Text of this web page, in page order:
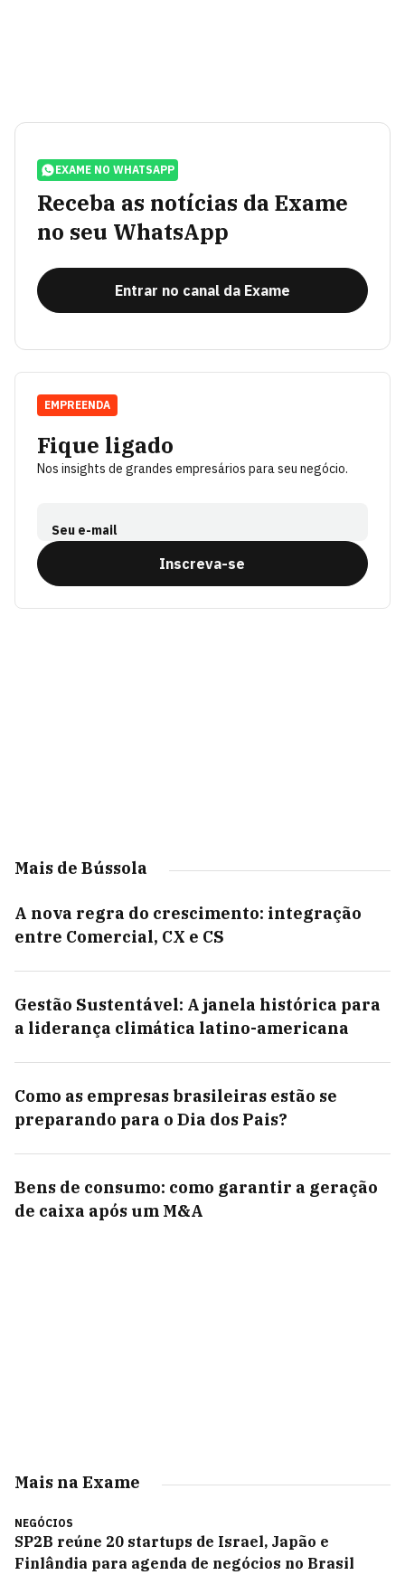
EXAME NO WHATSAPP
Receba as notícias da Exame
no seu WhatsApp
Entrar no canal da Exame
Fique ligado
Nos insights de grandes empresários para seu negócio.
Seu e-mail
Inscreva-se
EMPREENDA
Mais de Bússola
A nova regra do crescimento: integração
entre Comercial, CX e CS
Gestão Sustentável: A janela histórica para
a liderança climática latino-americana
Como as empresas brasileiras estão se
preparando para o Dia dos Pais?
Bens de consumo: como garantir a geração
de caixa após um M&A
Mais na Exame
NEGÓCIOS
SP2B reúne 20 startups de Israel, Japão e
Finlândia para agenda de negócios no Brasil